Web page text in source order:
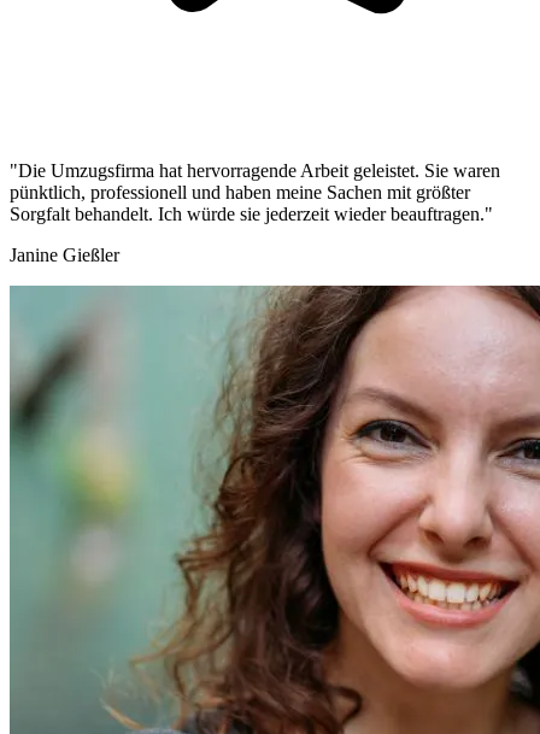
"Die Umzugsfirma hat hervorragende Arbeit geleistet. Sie waren
pünktlich, professionell und haben meine Sachen mit größter
Sorgfalt behandelt. Ich würde sie jederzeit wieder beauftragen."
Janine Gießler